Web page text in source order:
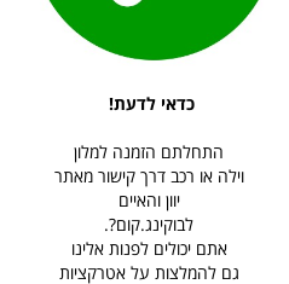
כדאי לדעת!
התחלתם הזמנה למלון
וילה או רכב דרך קישור מאתר
יוון והאיים
לבוקינג.קום?.
אתם יכולים לפנות אלינו
גם להמלצות על אטרקציות